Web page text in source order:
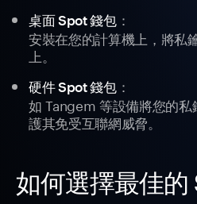
桌面 Spot 錢包：
安裝在您的計算機上，將私
上。
硬件 Spot 錢包：
如 Tangem 等設備將您的
護其免受互聯網威脅。
如何選擇最佳的